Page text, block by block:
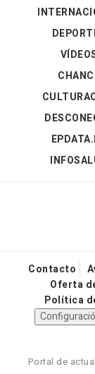
Contacto
Oferta
Política
Portal de